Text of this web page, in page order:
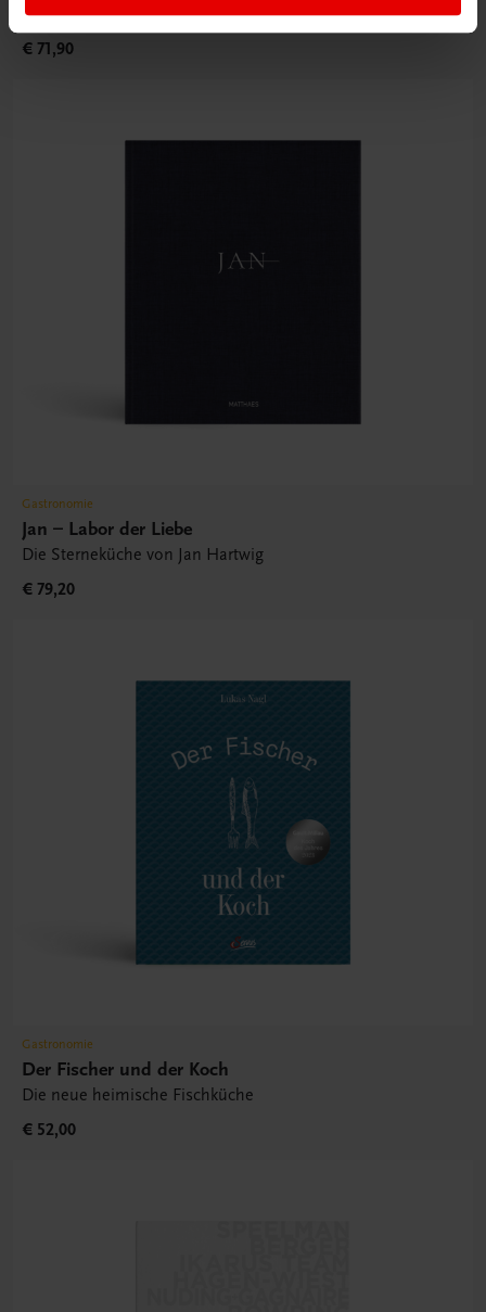
Rainer.
€ 71,90
Gastronomie
Jan – Labor der Liebe
Die Sterneküche von Jan Hartwig
€ 79,20
Gastronomie
Der Fischer und der Koch
Die neue heimische Fischküche
€ 52,00